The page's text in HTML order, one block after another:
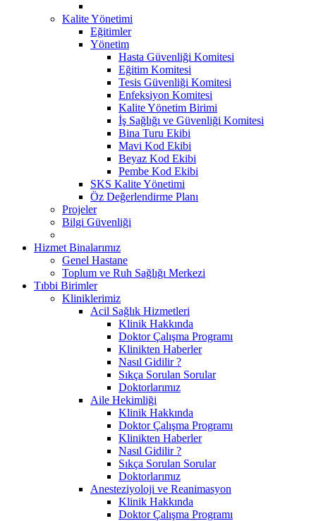
Kalite Yönetimi
Eğitimler
Yönetim
Hasta Güvenliği Komitesi
Eğitim Komitesi
Tesis Güvenliği Komitesi
Enfeksiyon Komitesi
Kalite Yönetim Birimi
İş Sağlığı ve Güvenliği Komitesi
Bina Turu Ekibi
Mavi Kod Ekibi
Beyaz Kod Ekibi
Pembe Kod Ekibi
SKS Kalite Yönetimi
Öz Değerlendirme Planı
Projeler
Bilgi Güvenliği
Hizmet Binalarımız
Genel Hastane
Toplum ve Ruh Sağlığı Merkezi
Tıbbi Birimler
Kliniklerimiz
Acil Sağlık Hizmetleri
Klinik Hakkında
Doktor Çalışma Programı
Klinikten Haberler
Nasıl Gidilir ?
Sıkça Sorulan Sorular
Doktorlarımız
Aile Hekimliği
Klinik Hakkında
Doktor Çalışma Programı
Klinikten Haberler
Nasıl Gidilir ?
Sıkça Sorulan Sorular
Doktorlarımız
Anesteziyoloji ve Reanimasyon
Klinik Hakkında
Doktor Çalışma Programı